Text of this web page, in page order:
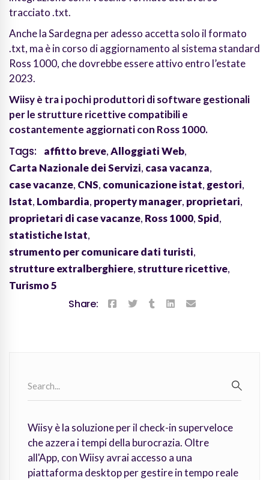
tracciato .txt.
Anche la Sardegna per adesso accetta solo il formato
.txt, ma è in corso di aggiornamento al sistema standard
Ross 1000, che dovrebbe essere attivo entro l’estate
2023.
Wiisy è tra i pochi produttori di software gestionali
per le strutture ricettive compatibili e
costantemente aggiornati con Ross 1000.
Tags: affitto breve,Alloggiati Web,
Carta Nazionale dei Servizi, casa vacanza,
case vacanze, CNS, comunicazione istat, gestori,
Istat, Lombardia, property manager, proprietari,
proprietari di case vacanze, Ross 1000,Spid,
statistiche Istat,
strumento per comunicare dati turisti,
strutture extralberghiere,strutture ricettive,
Turismo 5
Share:
for:
Wiisy è la soluzione per il check-in superveloce
che azzera i tempi della burocrazia. Oltre
all'App, con Wiisy avrai accesso a una
piattaforma desktop per gestire in tempo reale